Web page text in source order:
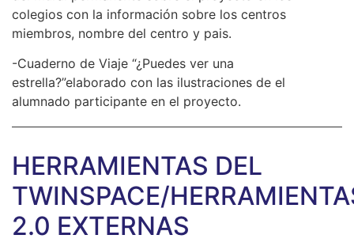
colegios con la información sobre los centros
miembros, nombre del centro y pais.
-Cuaderno de Viaje “¿Puedes ver una
estrella?”elaborado con las ilustraciones de el
alumnado participante en el proyecto.
HERRAMIENTAS DEL
TWINSPACE/
2.0 EXTERNAS